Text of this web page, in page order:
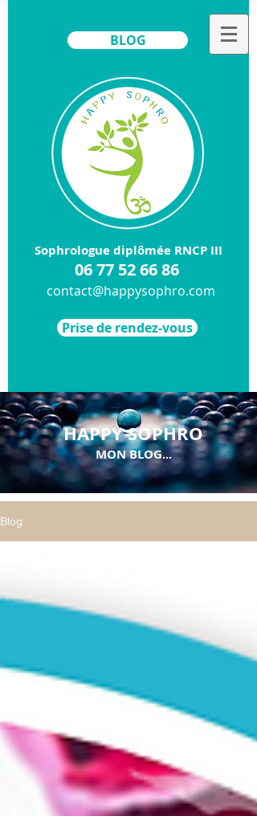
BLOG
Sophrologue diplômée RNCP III
​0677 52 66 86
contact@happysophro.com
Prise de rendez-vous
HAPPY SOPHRO
MON BLOG...
Blog